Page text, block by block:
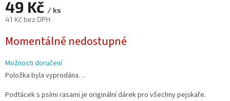
49 Kč / ks
41 Kč bez DPH
cena:
Momentálně nedostupné
Možnosti doručení
Položka byla vyprodána…
Podtácek s psími rasami je originální dárek pro všechny pejskaře.